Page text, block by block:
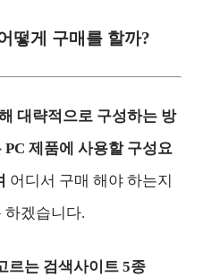
떻게 구매를 할까?
대략적으로 구성하는 방
제품에 사용할 구성요
어디서 구매 해야 하는지
하겠습니다.
르는 검색사이트 5종